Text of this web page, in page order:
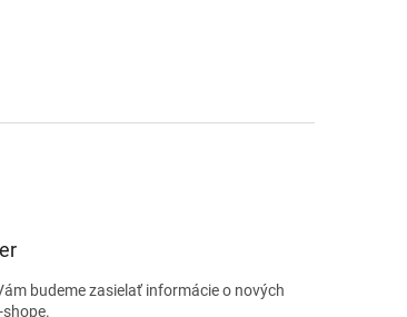
budeme zasielať informácie o nových